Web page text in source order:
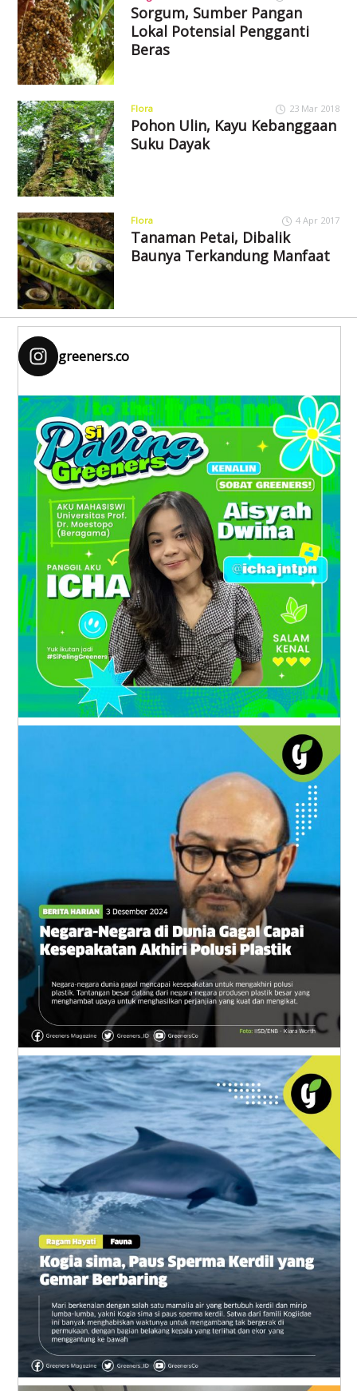
Sorgum, Sumber Pangan
Lokal Potensial Pengganti
Beras
Flora 23 Mar 2018
Pohon Ulin, Kayu Kebanggaan
Suku Dayak
Flora 4 Apr 2017
Tanaman Petai, Dibalik
Baunya Terkandung Manfaat
greeners.co